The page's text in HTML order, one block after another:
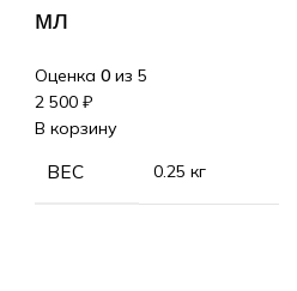
мл
Оценка 0 из 5
2 500 ₽
В корзину
ВЕС 0.25 кг